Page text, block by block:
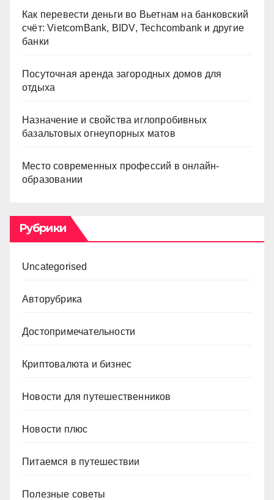
Как перевести деньги во Вьетнам на банковский
счёт: VietcomBank, BIDV, Techcombank и другие
банки
Посуточная аренда загородных домов для
отдыха
Назначение и свойства иглопробивных
базальтовых огнеупорных матов
Место современных профессий в онлайн-
образовании
Рубрики
Uncategorised
Авторубрика
Достопримечательности
Криптовалюта и бизнес
Новости для путешественников
Новости плюс
Питаемся в путешествии
Полезные советы